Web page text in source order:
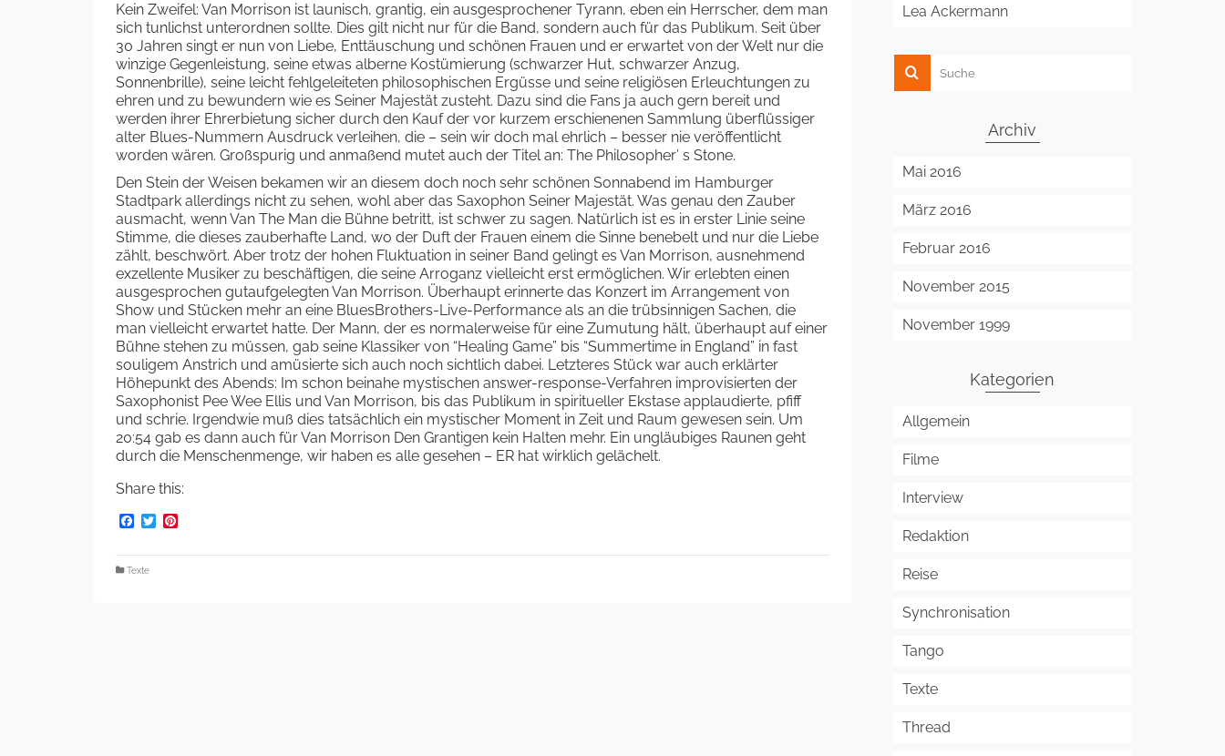
Kein Zweifel: Van Morrison ist launisch, grantig, ein ausgesprochener Tyrann, eben ein Herrscher, dem man
sich tunlichst unterordnen sollte. Dies gilt nicht nur für die Band, sondern auch für das Publikum. Seit über
30 Jahren singt er nun von Liebe, Enttäuschung und schönen Frauen und er erwartet von der Welt nur die
winzige Gegenleistung, seine etwas alberne Kostümierung (schwarzer Hut, schwarzer Anzug,
Sonnenbrille), seine leicht fehlgeleiteten philosophischen Ergüsse und seine religiösen Erleuchtungen zu
ehren und zu bewundern wie es Seiner Majestät zusteht. Dazu sind die Fans ja auch gern bereit und
werden ihrer Ehrerbietung sicher durch den Kauf der vor kurzem erschienenen Sammlung überflüssiger
alter Blues-Nummern Ausdruck verleihen, die – sein wir doch mal ehrlich – besser nie veröffentlicht
worden wären. Großspurig und anmaßend mutet auch der Titel an: The Philosopher’ s Stone.
Den Stein der Weisen bekamen wir an diesem doch noch sehr schönen Sonnabend im Hamburger
Stadtpark allerdings nicht zu sehen, wohl aber das Saxophon Seiner Majestät. Was genau den Zauber
ausmacht, wenn Van The Man die Bühne betritt, ist schwer zu sagen. Natürlich ist es in erster Linie seine
Stimme, die dieses zauberhafte Land, wo der Duft der Frauen einem die Sinne benebelt und nur die Liebe
zählt, beschwört. Aber trotz der hohen Fluktuation in seiner Band gelingt es Van Morrison, ausnehmend
exzellente Musiker zu beschäftigen, die seine Arroganz vielleicht erst ermöglichen. Wir erlebten einen
ausgesprochen gutaufgelegten Van Morrison. Überhaupt erinnerte das Konzert im Arrangement von
Show und Stücken mehr an eine BluesBrothers-Live-Performance als an die trübsinnigen Sachen, die
man vielleicht erwartet hatte. Der Mann, der es normalerweise für eine Zumutung hält, überhaupt auf einer
Bühne stehen zu müssen, gab seine Klassiker von “Healing Game” bis “Summertime in England” in fast
souligem Anstrich und amüsierte sich auch noch sichtlich dabei. Letzteres Stück war auch erklärter
Höhepunkt des Abends: Im schon beinahe mystischen answer-response-Verfahren improvisierten der
Saxophonist Pee Wee Ellis und Van Morrison, bis das Publikum in spiritueller Ekstase applaudierte, pfiff
und schrie. Irgendwie muß dies tatsächlich ein mystischer Moment in Zeit und Raum gewesen sein. Um
20:54 gab es dann auch für Van Morrison Den Grantigen kein Halten mehr. Ein ungläubiges Raunen geht
durch die Menschenmenge, wir haben es alle gesehen – ER hat wirklich gelächelt.
Share this:
Facebook
Twitter
Texte
Lea Ackermann
Archiv
Mai 2016
März 2016
Februar 2016
November 2015
November 1999
Kategorien
Allgemein
Filme
Interview
Redaktion
Reise
Synchronisation
Tango
Texte
Thread